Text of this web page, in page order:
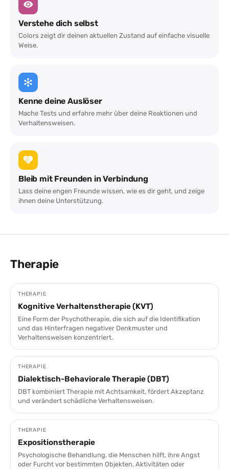
Verstehe dich selbst
Colors zeigt dir deinen aktuellen Zustand auf einfache visuelle
Weise.
Kenne deine Auslöser
Mache Tests und erfahre mehr über deine Reaktionen und
Verhaltensweisen.
Bleib mit Freunden in Verbindung
Lass deine engen Freunde wissen, wie es dir geht, und zeige
ihnen deine Unterstützung.
Therapie
THERAPIE
Kognitive Verhaltenstherapie (KVT)
Eine Form der Psychotherapie, die sich auf die Identifikation
und das Hinterfragen negativer Denkmuster und
Verhaltensweisen konzentriert.
THERAPIE
Dialektisch-Behaviorale Therapie (DBT)
DBT kombiniert Therapie mit Achtsamkeit, fördert Akzeptanz
und verändert schädliche Verhaltensweisen.
THERAPIE
Expositionstherapie
Psychologische Behandlung, die Menschen hilft, ihre Angst
oder Furcht vor bestimmten Objekten, Aktivitäten oder